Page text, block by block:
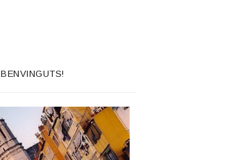
BENVINGUTS!